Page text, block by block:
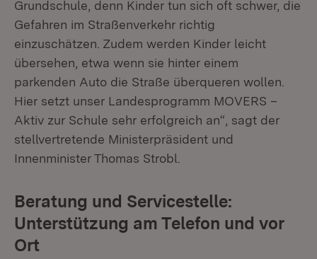
Grundschule, denn Kinder tun sich oft schwer, die
Gefahren im Straßenverkehr richtig
einzuschätzen. Zudem werden Kinder leicht
übersehen, etwa wenn sie hinter einem
parkenden Auto die Straße überqueren wollen.
Hier setzt unser Landesprogramm MOVERS –
Aktiv zur Schule sehr erfolgreich an“, sagt der
stellvertretende Ministerpräsident und
Innenminister Thomas Strobl.
Beratung und Servicestelle:
Unterstützung am Telefon und vor
Ort